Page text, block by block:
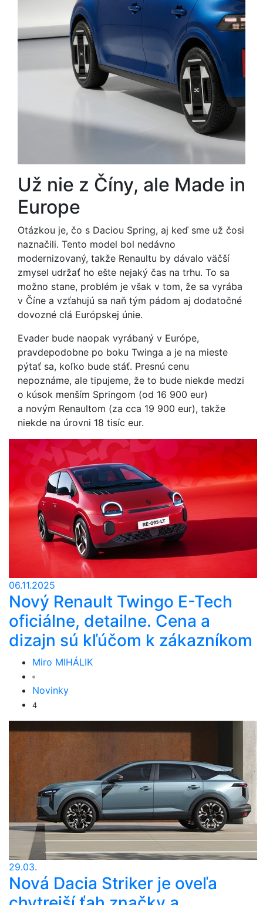
Už nie z Číny, ale Made in
Europe
Otázkou je, čo s Daciou Spring, aj keď sme už čosi
naznačili. Tento model bol nedávno
modernizovaný, takže Renaultu by dávalo väčší
zmysel udržať ho ešte nejaký čas na trhu. To sa
možno stane, problém je však v tom, že sa vyrába
v Číne a vzťahujú sa naň tým pádom aj dodatočné
dovozné clá Európskej únie.
Evader bude naopak vyrábaný v Európe,
pravdepodobne po boku Twinga a je na mieste
pýtať sa, koľko bude stáť. Presnú cenu
nepoznáme, ale tipujeme, že to bude niekde medzi
o kúsok menším Springom (od 16 900 eur)
a novým Renaultom (za cca 19 900 eur), takže
niekde na úrovni 18 tisíc eur.
06.11.2025
Nový Renault Twingo E-Tech
oficiálne, detailne. Cena a
dizajn sú kľúčom k zákazníkom
Miro MIHÁLIK
Novinky
4
29.03.
Nová Dacia Striker je oveľa